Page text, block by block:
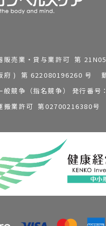
販売業・貸与業許可 第
府 ) 第 622080196260 号 動
般競争（指名競争） 発行番号
搬業許可 第02700216380号